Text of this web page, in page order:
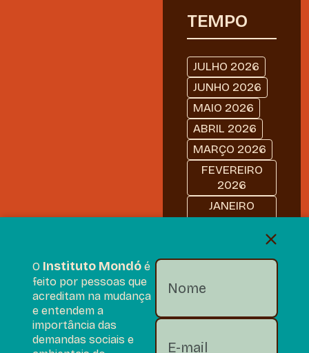
TEMPO
JULHO 2026
JUNHO 2026
MAIO 2026
ABRIL 2026
MARÇO 2026
FEVEREIRO
2026
JANEIRO
2026
2025
OUTUBRO
SETEMBRO
O Instituto Mondó é
feito por pessoas que
acreditam na mudança
e entendem a
importância das
demandas sociais e